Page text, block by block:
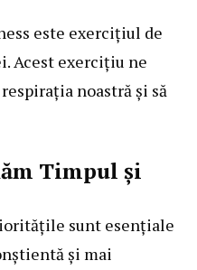
este exercițiul de
Acest exercițiu ne
noastră și să
Timpul și
sunt esențiale
și mai